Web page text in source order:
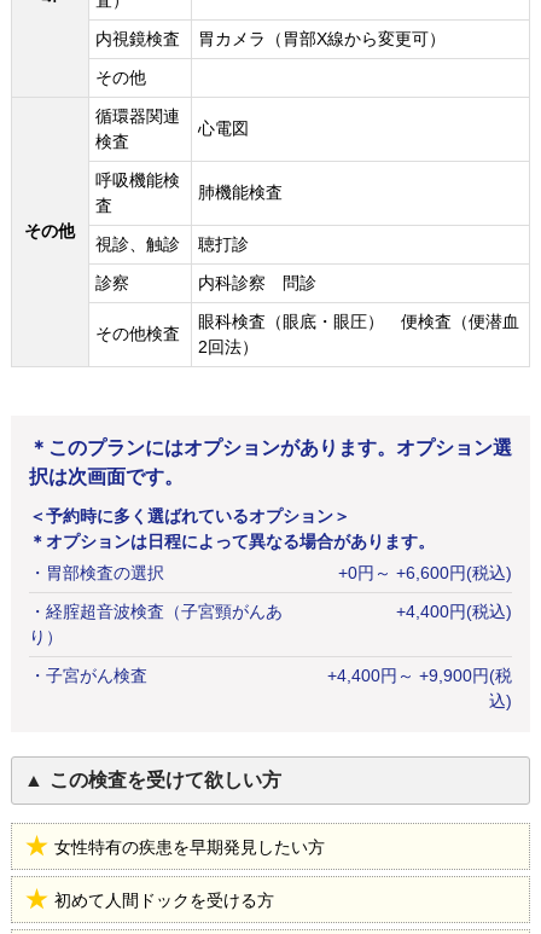
内視鏡検査
胃カメラ（胃部X線から変更可）
その他
その他
循環器関連
検査
心電図
呼吸機能検
査
肺機能検査
視診、触診
聴打診
診察
内科診察 問診
その他検査
眼科検査（眼底・眼圧） 便検査（便潜血
2回法）
＊このプランにはオプションがあります。オプション選
択は次画面です。
＜予約時に多く選ばれているオプション＞
＊オプションは日程によって異なる場合があります。
・ 胃部検査の選択 +0円 ～ +6,600円(税込)
・ 経腟超音波検査（子宮頸がんあ
り）
+4,400円(税込)
・ 子宮がん検査 +4,400円 ～ +9,900円(税
込)
この検査を受けて欲しい方
女性特有の疾患を早期発見したい方
初めて人間ドックを受ける方